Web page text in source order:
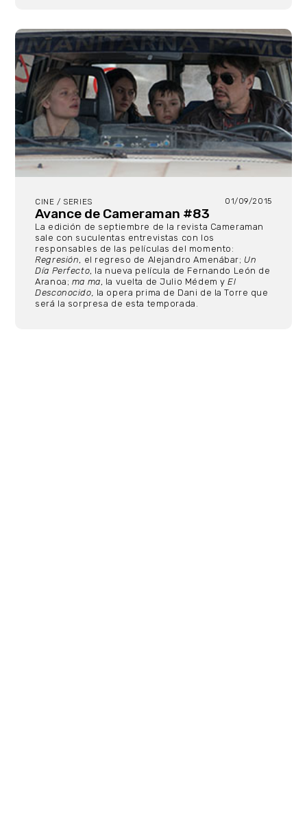
CINE / SERIES 01/09/2015
Avance de Cameraman #83
La edición de septiembre de la revista Cameraman
sale con suculentas entrevistas con los
responsables de las películas del momento:
Regresión, el regreso de Alejandro Amenábar; Un
Día Perfecto, la nueva película de Fernando León de
Aranoa; ma ma, la vuelta de Julio Médem yEl
Desconocido, la opera prima de Dani de la Torre que
será la sorpresa de esta temporada.